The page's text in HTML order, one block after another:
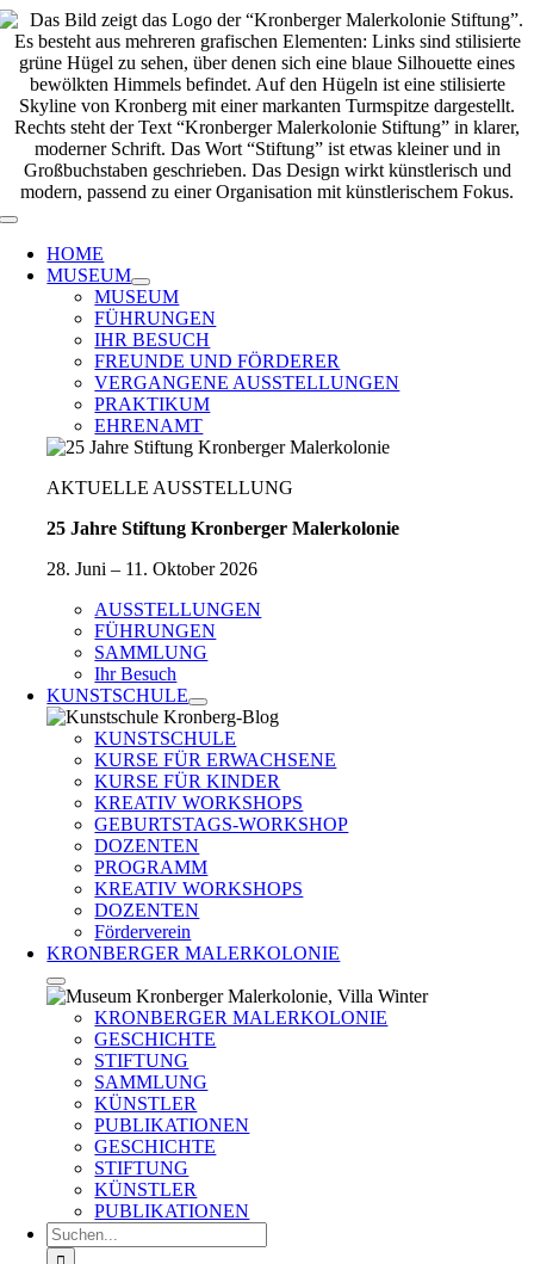
Zum
Inhalt
springen
Toggle
Navigation
HOME
MUSEUM
MUSEUM
FÜHRUNGEN
IHR BESUCH
FREUNDE UND FÖRDERER
VERGANGENE AUSSTELLUNGEN
PRAKTIKUM
EHRENAMT
AKTUELLE AUSSTELLUNG
25 Jahre Stiftung Kronberger Malerkolonie
28. Juni – 11. Oktober 2026
AUSSTELLUNGEN
FÜHRUNGEN
SAMMLUNG
Ihr Besuch
KUNSTSCHULE
KUNSTSCHULE
KURSE FÜR ERWACHSENE
KURSE FÜR KINDER
KREATIV WORKSHOPS
GEBURTSTAGS-WORKSHOP
DOZENTEN
PROGRAMM
KREATIV WORKSHOPS
DOZENTEN
Förderverein
KRONBERGER MALERKOLONIE
KRONBERGER MALERKOLONIE
GESCHICHTE
STIFTUNG
SAMMLUNG
KÜNSTLER
PUBLIKATIONEN
GESCHICHTE
STIFTUNG
KÜNSTLER
PUBLIKATIONEN
Suche
nach: